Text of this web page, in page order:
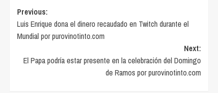
Post
navigation
Previous:
Luis Enrique dona el dinero recaudado en Twitch durante el
Mundial por purovinotinto.com
Next:
El Papa podría estar presente en la celebración del Domingo
de Ramos por purovinotinto.com